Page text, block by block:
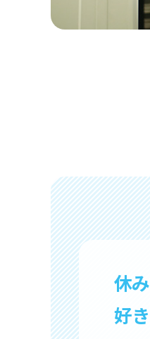
休
好